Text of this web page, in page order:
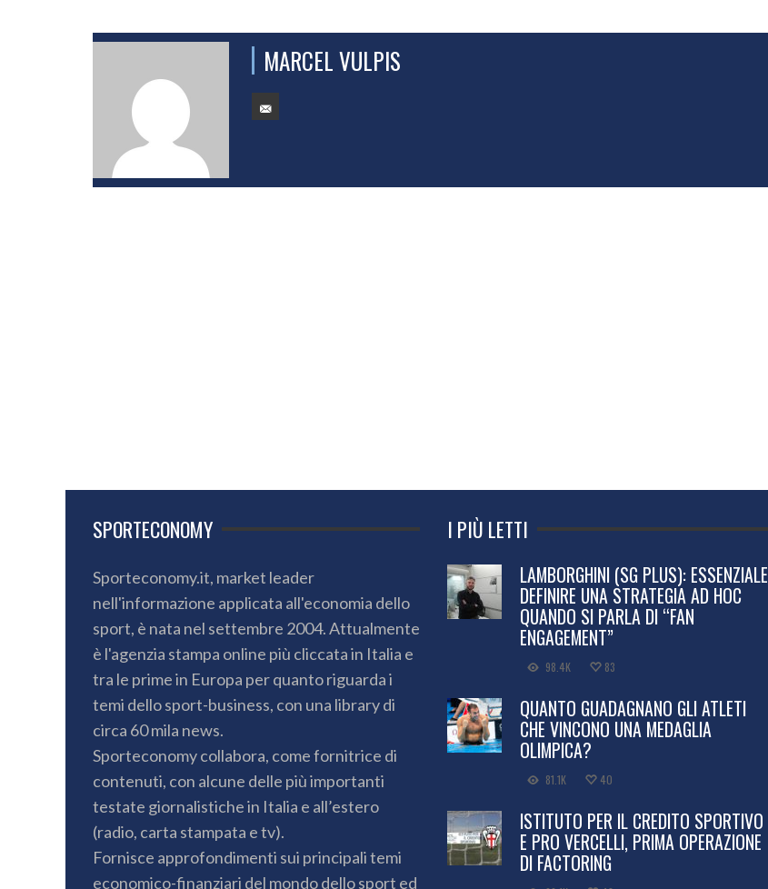
MARCEL VULPIS
SPORTECONOMY
Sporteconomy.it, market leader
nell'informazione applicata all'economia dello
sport, è nata nel settembre 2004. Attualmente
è l'agenzia stampa online più cliccata in Italia e
tra le prime in Europa per quanto riguarda i
temi dello sport-business, con una library di
circa 60 mila news.
Sporteconomy collabora, come fornitrice di
contenuti, con alcune delle più importanti
testate giornalistiche in Italia e all’estero
(radio, carta stampata e tv).
Fornisce approfondimenti sui principali temi
economico-finanziari del mondo dello sport ed
I PIÙ LETTI
LAMBORGHINI (SG PLUS): ESSENZIALE
DEFINIRE UNA STRATEGIA AD HOC
QUANDO SI PARLA DI “FAN
ENGAGEMENT”
98.4K 83
QUANTO GUADAGNANO GLI ATLETI
CHE VINCONO UNA MEDAGLIA
OLIMPICA?
81.1K 40
ISTITUTO PER IL CREDITO SPORTIVO
E PRO VERCELLI, PRIMA OPERAZIONE
DI FACTORING